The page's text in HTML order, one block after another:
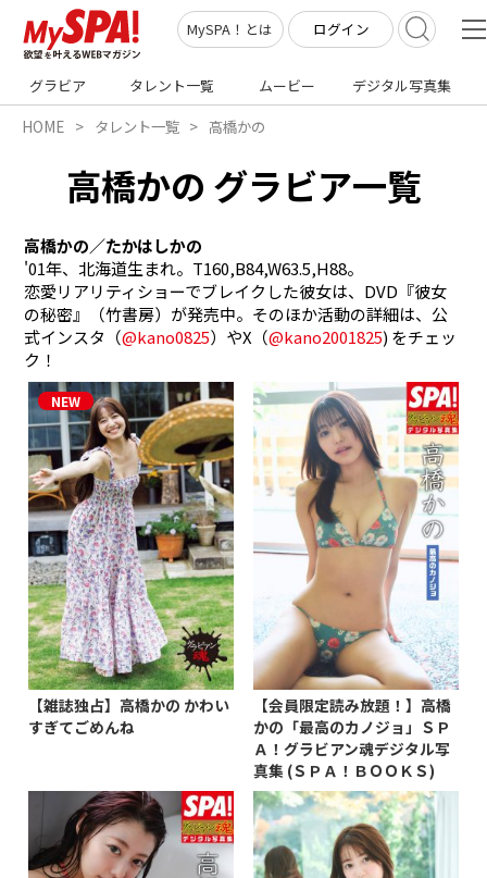
MySPA！とは ログイン
グラビア タレント一覧 ムービー デジタル写真集
HOME タレント一覧 高橋かの
高橋かの グラビア一覧
高橋かの／たかはしかの
'01年、北海道生まれ。T160,B84,W63.5,H88。
恋愛リアリティショーでブレイクした彼女は、DVD『彼女
の秘密』（竹書房）が発売中。そのほか活動の詳細は、公
式インスタ（@kano0825）やX（@kano2001825) をチェッ
ク！
【雑誌独占】高橋かの かわい
すぎてごめんね
【会員限定読み放題！】高橋
かの「最高のカノジョ」ＳＰ
Ａ！グラビアン魂デジタル写
真集 (ＳＰＡ！ＢＯＯＫＳ)